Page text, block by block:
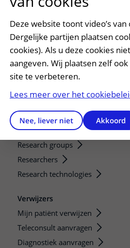
Wijzigen patiëntgegevens
Opvragen kopie dossier
Bezoektijden
Onderwijs en onderzoek
Onze opleidingen
Stage en opleidingsplaatsen
Research
Strategic programs
Research groups
Researchers
Research technologies
Verwijzers
Mijn patiënt verwijzen
Teleconsult aanvragen
Diagnostiek aanvragen
Deze website toont video’s van
Dergelijke partijen plaatsen
cookies). Als u deze cookies
aangeven. Wij plaatsen zelf
site te verbeteren.
Lees meer over het
Nee, liever niet Akkoord